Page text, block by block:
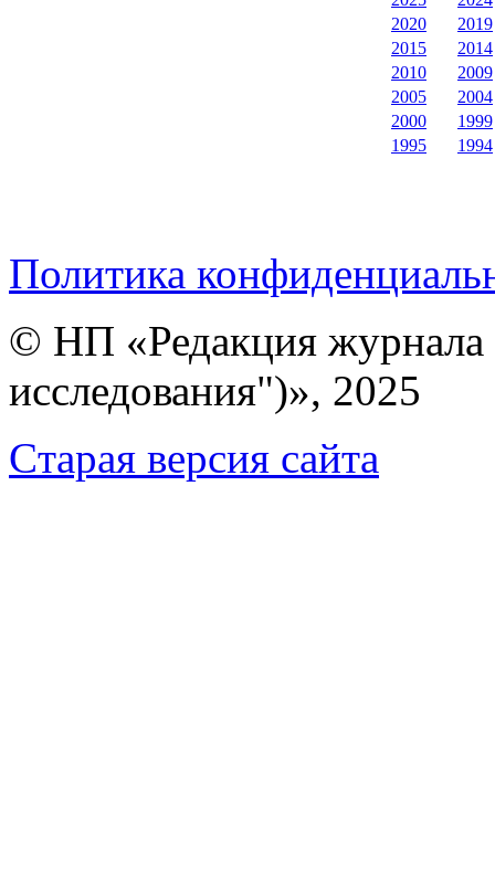
2020
2019
2015
2014
2010
2009
2005
2004
2000
1999
1995
1994
Политика
© НП «Редакция
исследования")», 2025
Cтарая версия сайта